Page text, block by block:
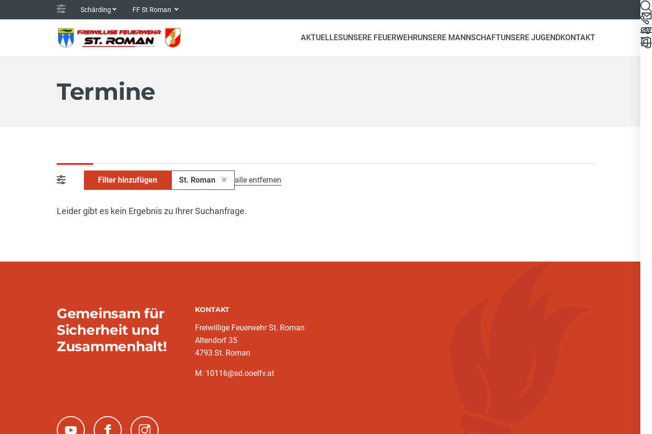
Schärding FF St Roman
AKTUELLESUNSERE FEUERWEHRUNSERE MANNSCHAFTUNSERE JUGENDKONTAKT
Termine
Filter hinzufügen St. Roman alle entfernen
Leider gibt es kein Ergebnis zu Ihrer Suchanfrage.
Gemeinsam für
Sicherheit und
Zusammenhalt!
KONTAKT
Freiwillige Feuerwehr St. Roman
Altendorf 35
4793 St. Roman
M: 10116@sd.ooelfv.at